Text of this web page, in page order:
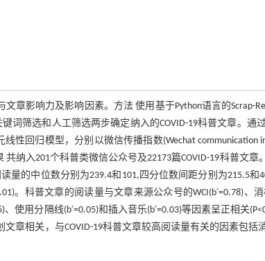
文章影响力及影响因素。方法 使用基于Python语言的Scrap-
键词筛选和人工筛选两步确定纳入的COVID-19科普文章。
性回归模型，分别以微信传播指数(Wechat communication
纳入201个科普类微信公众号及22173篇COVID-19科普文
量的中位数分别为239.4和101,四分位数间距分别为215.5和
。科普文章的阅读量与文章来源公众号的WCI(b′=0.78)、
、使用分隔线(b′=0.05)和插入音乐(b′=0.03)等因素呈正相关
章相关，与COVID-19科普文章较高阅读量有关的因素包